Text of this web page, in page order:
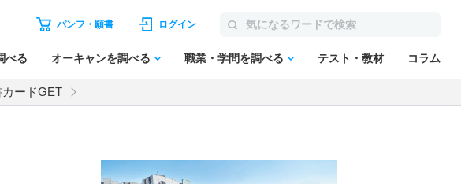
パンフ・願書 ログイン
べる オーキャンを調べる 職業・学問を調べる テスト・教材 コラム
カードGET